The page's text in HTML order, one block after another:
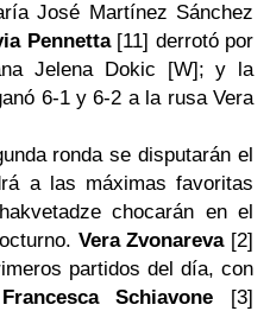
José Martínez Sánchez
Pennetta[11] derrotó por
Jelena Dokic [W]; y la
6-1 y 6-2 a la rusa Vera
ronda se disputarán el
a las máximas favoritas
chocarán en el
Vera Zvonareva[2]
partidos del día, con
Francesca Schiavone [3]